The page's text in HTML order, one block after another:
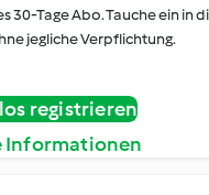
Tage Abo. Tauche ein in
jegliche Verpflichtung.
registrieren
Informationen